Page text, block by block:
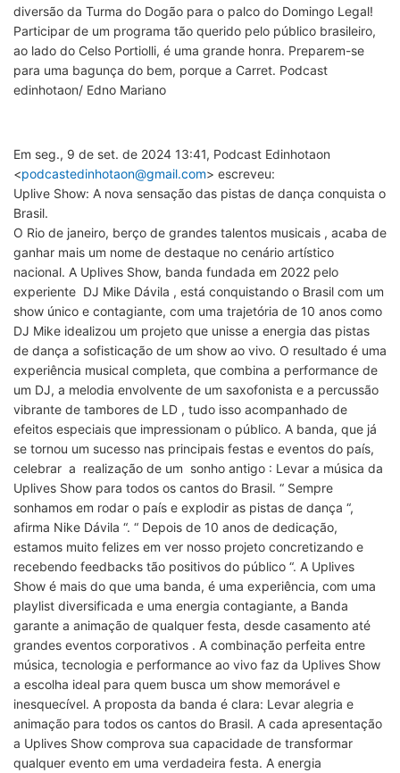
diversão da Turma do Dogão para o palco do Domingo Legal!
Participar de um programa tão querido pelo público brasileiro,
ao lado do Celso Portiolli, é uma grande honra. Preparem-se
para uma bagunça do bem, porque a Carret. Podcast
edinhotaon/ Edno Mariano
Em seg., 9 de set. de 2024 13:41, Podcast Edinhotaon
<podcastedinhotaon@gmail.com> escreveu:
Uplive Show: A nova sensação das pistas de dança conquista o
Brasil.
O Rio de janeiro, berço de grandes talentos musicais , acaba de
ganhar mais um nome de destaque no cenário artístico
nacional. A Uplives Show, banda fundada em 2022 pelo
experiente DJ Mike Dávila , está conquistando o Brasil com um
show único e contagiante, com uma trajetória de 10 anos como
DJ Mike idealizou um projeto que unisse a energia das pistas
de dança a sofisticação de um show ao vivo. O resultado é uma
experiência musical completa, que combina a performance de
um DJ, a melodia envolvente de um saxofonista e a percussão
vibrante de tambores de LD , tudo isso acompanhado de
efeitos especiais que impressionam o público. A banda, que já
se tornou um sucesso nas principais festas e eventos do país,
celebrar a realização de um sonho antigo : Levar a música da
Uplives Show para todos os cantos do Brasil. “ Sempre
sonhamos em rodar o país e explodir as pistas de dança “,
afirma Nike Dávila “. “ Depois de 10 anos de dedicação,
estamos muito felizes em ver nosso projeto concretizando e
recebendo feedbacks tão positivos do público “. A Uplives
Show é mais do que uma banda, é uma experiência, com uma
playlist diversificada e uma energia contagiante, a Banda
garante a animação de qualquer festa, desde casamento até
grandes eventos corporativos . A combinação perfeita entre
música, tecnologia e performance ao vivo faz da Uplives Show
a escolha ideal para quem busca um show memorável e
inesquecível. A proposta da banda é clara: Levar alegria e
animação para todos os cantos do Brasil. A cada apresentação
a Uplives Show comprova sua capacidade de transformar
qualquer evento em uma verdadeira festa. A energia